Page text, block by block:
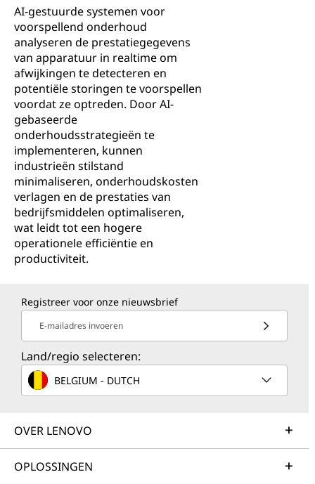
AI-gestuurde systemen voor
voorspellend onderhoud
analyseren de prestatiegegevens
van apparatuur in realtime om
afwijkingen te detecteren en
potentiële storingen te voorspellen
voordat ze optreden. Door AI-
gebaseerde
onderhoudsstrategieën te
implementeren, kunnen
industrieën stilstand
minimaliseren, onderhoudskosten
verlagen en de prestaties van
bedrijfsmiddelen optimaliseren,
wat leidt tot een hogere
operationele efficiëntie en
productiviteit.
Registreer voor onze nieuwsbrief
E-mailadres invoeren
Land/regio selecteren:
BELGIUM - DUTCH
OVER LENOVO
OPLOSSINGEN